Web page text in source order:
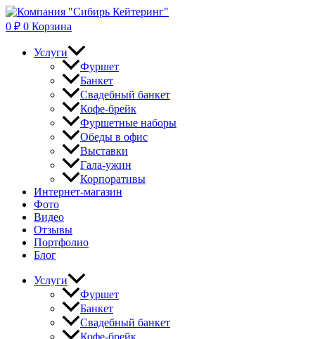
Перейти
к
содержимому
0 ₽ 0 Корзина
Услуги
Фуршет
Банкет
Свадебный банкет
Кофе-брейк
Фуршетные наборы
Обеды в офис
Выставки
Гала-ужин
Корпоративы
Интернет-магазин
Фото
Видео
Отзывы
Портфолио
Блог
Услуги
Фуршет
Банкет
Свадебный банкет